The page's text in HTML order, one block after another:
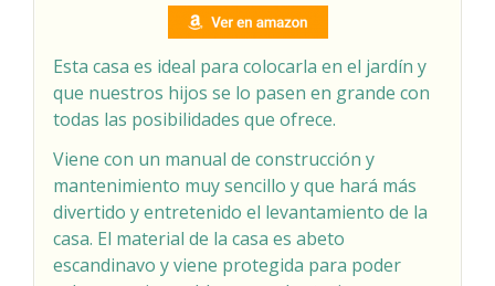
Esta casa es ideal para colocarla en el jardín y
que nuestros hijos se lo pasen en grande con
todas las posibilidades que ofrece.
Viene con un manual de construcción y
mantenimiento muy sencillo y que hará más
divertido y entretenido el levantamiento de la
casa. El material de la casa es abeto
escandinavo y viene protegida para poder